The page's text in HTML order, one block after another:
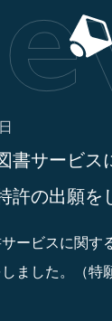
書サービス
許の出願を
ービスに関す
ました。（特